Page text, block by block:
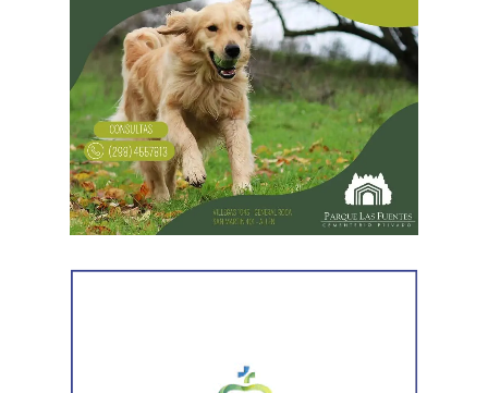
recuperó parte de los bienes robados y se detuvo al
primer involucrado.
En forma paralela, otra comisión policial se dirigió a
una vivienda ubicada en el barrio Villa Obrera,
señalada por la víctima. Allí se identificó al segundo
sospechosoy se llevaron adelante distintas diligencias
en el marco de la investigación.